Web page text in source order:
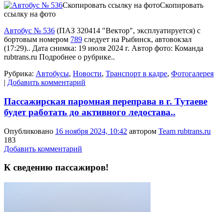
Скопировать ссылку на фотоСкопировать
ссылку на фото
Автобус № 536 (ПАЗ 320414 "Вектор", эксплуатируется) с
бортовым номером 789 следует на Рыбинск, автовокзал
(17:29).. Дата снимка: 19 июля 2024 г. Автор фото: Команда
rubtrans.ru Подробнее о рубрике..
Рубрика: Автобусы, Новости, Транспорт в кадре, Фотогалерея
| Добавить комментарий
Пассажирская паромная переправа в г. Тутаеве
будет работать до активного ледостава..
Опубликовано 16 ноября 2024, 10:42 автором Team rubtrans.ru
183
Добавить комментарий
К сведению пассажиров!